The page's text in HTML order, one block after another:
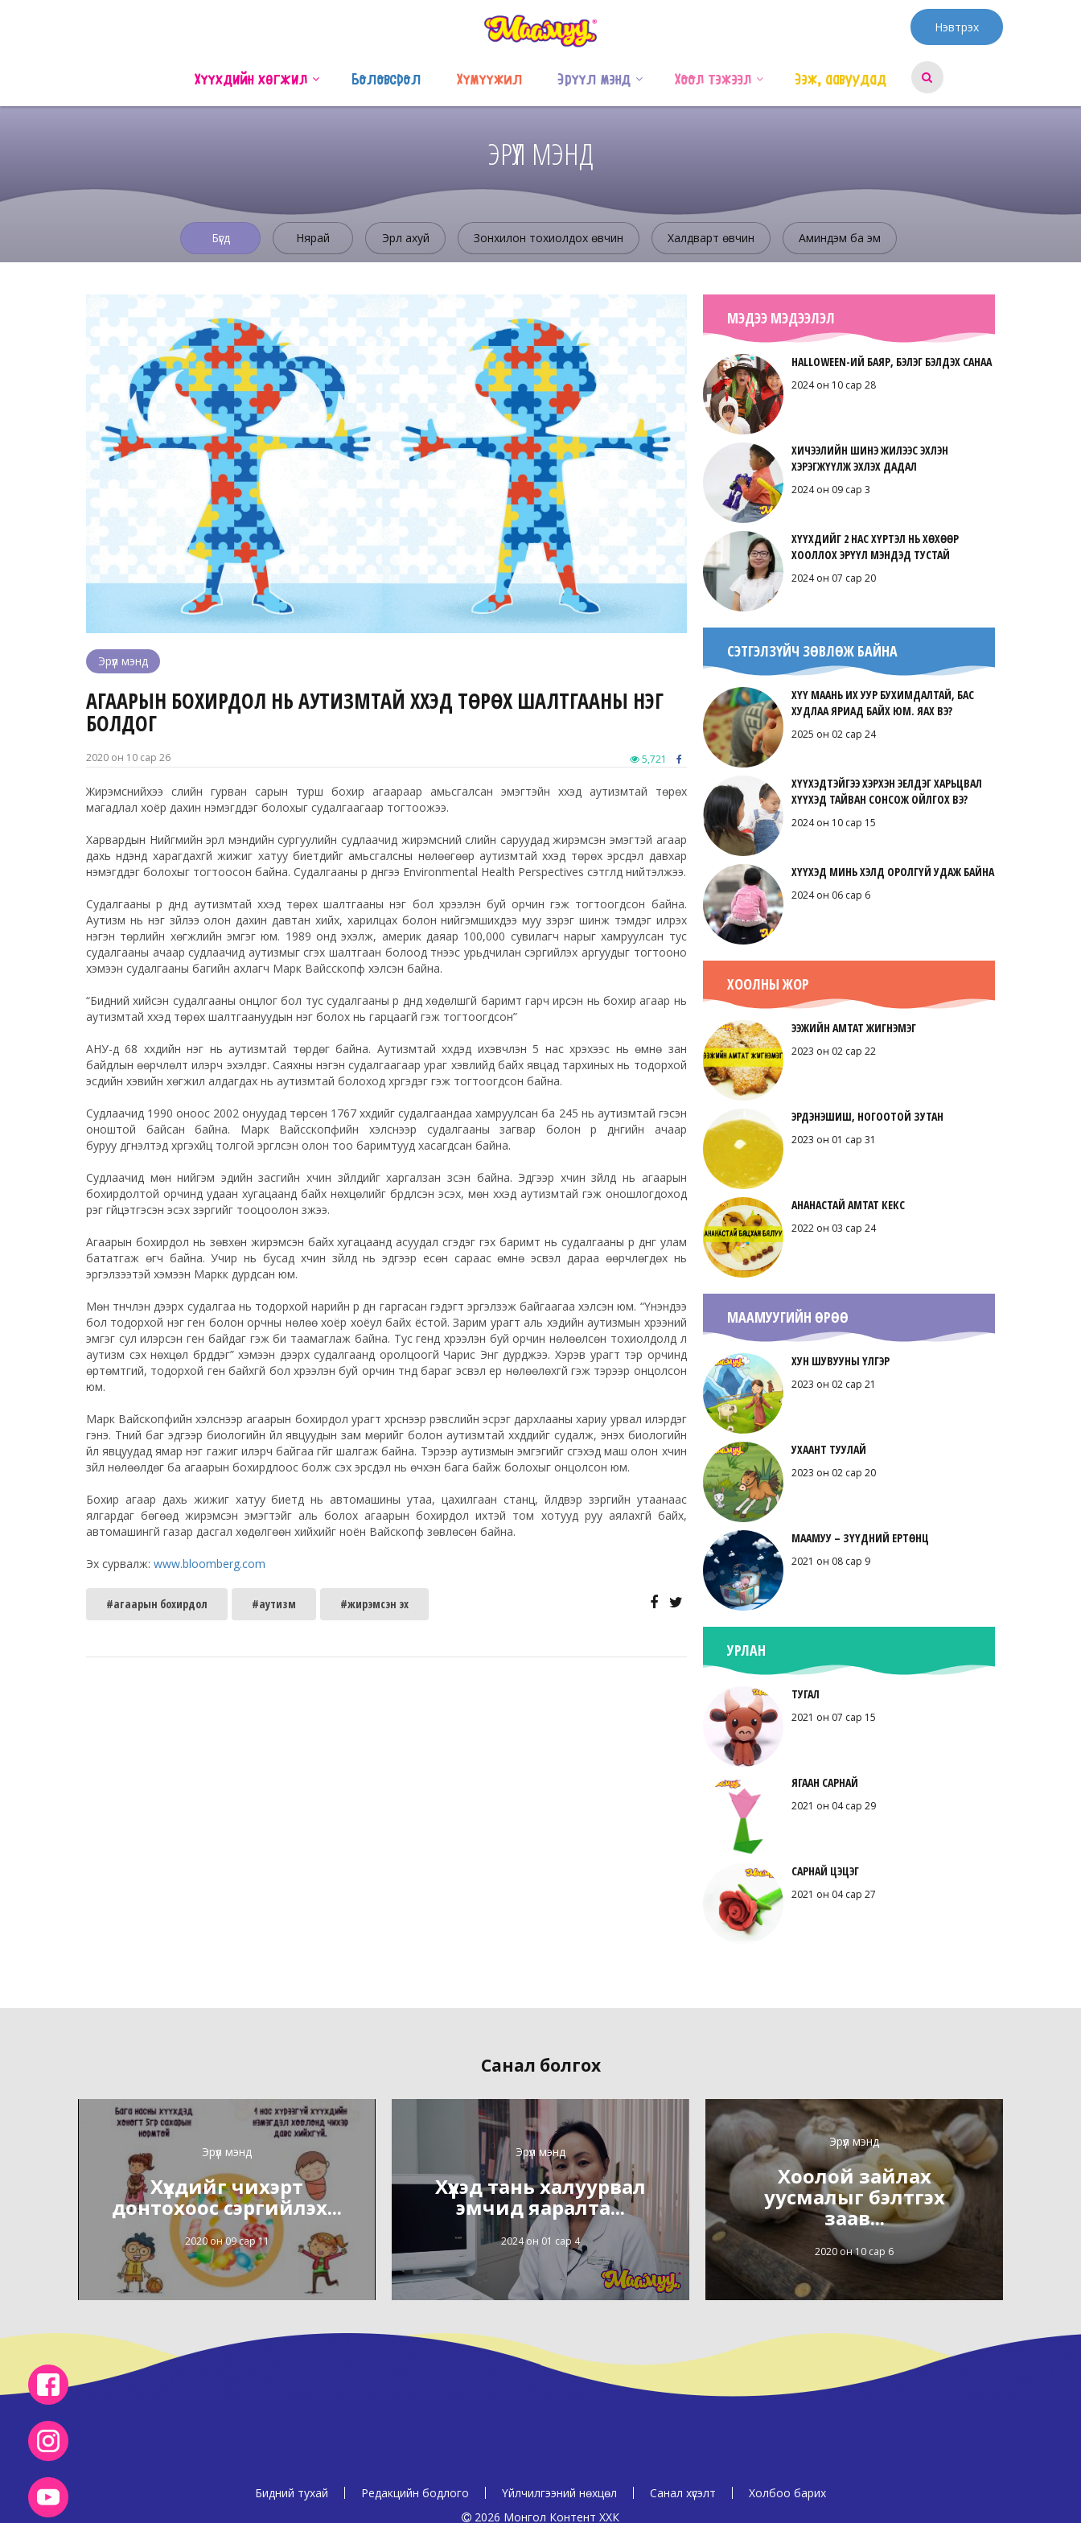
Нэвтрэх
Хүүхдийн хөгжил Боловсрол Хүмүүжил Эрүүл мэнд Хоол тэжээл Ээж, аавуудад
ЭРҮҮЛ МЭНД
Бүгд Нярай Эрүүл ахуй Зонхилон тохиолдох өвчин Халдварт өвчин Аминдэм ба эм
Эрүүл мэнд
АГААРЫН БОХИРДОЛ НЬ АУТИЗМТАЙ ХҮҮХЭД ТӨРӨХ ШАЛТГААНЫ НЭГ
БОЛДОГ
2020 он 10 сар 26 5,721
Жирэмснийхээ сүүлийн гурван сарын турш бохир агаараар амьсгалсан эмэгтэйн хүүхэд аутизмтай төрөх
магадлал хоёр дахин нэмэгддэг болохыг судалгаагаар тогтоожээ.
Харвардын Нийгмийн эрүүл мэндийн сургуулийн судлаачид жирэмсний сүүлийн саруудад жирэмсэн эмэгтэй агаар
дахь нүдэнд харагдахгүй жижиг хатуу биетүүдийг амьсгалсны нөлөөгөөр аутизмтай хүүхэд төрөх эрсдэл давхар
нэмэгддэг болохыг тогтоосон байна. Судалгааны үр дүнгээ Environmental Health Perspectives сэтгүүлд нийтэлжээ.
Судалгааны үр дүнд аутизмтай хүүхэд төрөх шалтгааны нэг бол хүрээлэн буй орчин гэж тогтоогдсон байна.
Аутизм нь нэг зүйлээ олон дахин давтан хийх, харилцах болон нийгэмшихдээ муу зэрэг шинж тэмдэг илрэх
нэгэн төрлийн хөгжлийн эмгэг юм. 1989 онд эхэлж, америк даяар 100,000 сувилагч нарыг хамруулсан тус
судалгааны ачаар судлаачид аутизмыг үүсгэх шалтгаан болоод түүнээс урьдчилан сэргийлэх аргуудыг тогтооно
хэмээн судалгааны багийн ахлагч Марк Вайсскопф хэлсэн байна.
“Бидний хийсэн судалгааны онцлог бол тус судалгааны үр дүнд хөдөлшгүй баримт гарч ирсэн нь бохир агаар нь
аутизмтай хүүхэд төрөх шалтгаануудын нэг болох нь гарцаагүй гэж тогтоогдсон”
АНУ-д 68 хүүхдийн нэг нь аутизмтай төрдөг байна. Аутизмтай хүүхдэд ихэвчлэн 5 нас хүрэхээс нь өмнө зан
байдлын өөрчлөлт илэрч эхэлдэг. Саяхны нэгэн судалгаагаар ураг хэвлийд байх явцад тархиных нь тодорхой
эсүүдийн хэвийн хөгжил алдагдах нь аутизмтай болоход хүргэдэг гэж тогтоогдсон байна.
Судлаачид 1990 оноос 2002 онуудад төрсөн 1767 хүүхдийг судалгаандаа хамруулсан ба 245 нь аутизмтай гэсэн
оноштой байсан байна. Марк Вайсскопфийн хэлснээр судалгааны загвар болон үр дүнгийн ачаар
буруу дүгнэлтэд хүргэхүйц толгой эргүүлсэн олон тоо баримтууд хасагдсан байна.
Судлаачид мөн нийгэм эдийн засгийн хүчин зүйлүүдийг харгалзан үзсэн байна. Эдгээр хүчин зүйлүүд нь агаарын
бохирдолтой орчинд удаан хугацаанд байх нөхцөлийг бүрдүүлсэн эсэх, мөн хүүхэд аутизмтай гэж оношлогдоход
үүрэг гүйцэтгэсэн эсэх зэргийг тооцоолон үзжээ.
Агаарын бохирдол нь зөвхөн жирэмсэн байх хугацаанд асуудал үүсгэдэг гэх баримт нь судалгааны үр дүнг улам
бататгаж өгч байна. Учир нь бусад хүчин зүйлүүд нь эдгээр есөн сараас өмнө эсвэл дараа өөрчлөгдөх нь
эргэлзээтэй хэмээн Маркк дурдсан юм.
Мөн түүнчлэн дээрх судалгаа нь тодорхой нарийн үр дүн гаргасан гэдэгт эргэлзэж байгаагаа хэлсэн юм. “Үнэндээ
бол тодорхой нэг ген болон орчны нөлөө хоёр хоёул байх ёстой. Зарим урагт аль хэдийн аутизмын хүрээний
эмгэг сул илэрсэн ген байдаг гэж би таамаглаж байна. Тус генд хүрээлэн буй орчин нөлөөлсөн тохиолдолд л
аутизм үүсэх нөхцөл бүрддэг” хэмээн дээрх судалгаанд оролцоогүйЧарис Энгдурджээ. Хэрэв урагт тэр орчинд
өртөмтгий, тодорхой ген байхгүй бол хүрээлэн буй орчин түүнд бараг эсвэл ер нөлөөлөхгүй гэж тэрээр онцолсон
юм.
Марк Вайскопфийн хэлснээр агаарын бохирдол урагт хүрснээр үрэвслийн эсрэг дархлааны хариу урвал илэрдэг
гэнэ. Түүний баг эдгээр биологийн үйл явцуудын зам мөрийг болон аутизмтай хүүхдүүдийг судалж, энэхүү биологийн
үйл явцуудад ямар нэг гажиг илэрч байгаа үгүйг шалгаж байна. Тэрээр аутизмын эмгэгийг үүсгэхэд маш олон хүчин
зүйл нөлөөлдөг ба агаарын бохирдлоос болж үүсэх эрсдэл нь өчүүхэн бага байж болохыг онцолсон юм.
Бохир агаар дахь жижиг хатуу биетүүд нь автомашины утаа, цахилгаан станц, үйлдвэр зэргийн утаанаас
ялгардаг бөгөөд жирэмсэн эмэгтэйг аль болох агаарын бохирдол ихтэй том хотууд рууаялахгүй байх,
автомашингүй газар дасгал хөдөлгөөн хийхийг ноён Вайскопф зөвлөсөн байна.
Эх сурвалж: www.bloomberg.com
#агаарын бохирдол #аутизм #жирэмсэн эх
МЭДЭЭ МЭДЭЭЛЭЛ
HALLOWEEN-ИЙ БАЯР, БЭЛЭГ БЭЛДЭХ САНАА
2024 он 10 сар 28
ХИЧЭЭЛИЙН ШИНЭ ЖИЛЭЭС ЭХЛЭН
ХЭРЭГЖҮҮЛЖ ЭХЛЭХ ДАДАЛ
2024 он 09 сар 3
ХҮҮХДИЙГ 2 НАС ХҮРТЭЛ НЬ ХӨХӨӨР
ХООЛЛОХ ЭРҮҮЛ МЭНДЭД ТУСТАЙ
2024 он 07 сар 20
СЭТГЭЛЗҮЙЧ ЗӨВЛӨЖ БАЙНА
ХҮҮ МААНЬ ИХ УУР БУХИМДАЛТАЙ, БАС
ХУДЛАА ЯРИАД БАЙХ ЮМ. ЯАХ ВЭ?
2025 он 02 сар 24
ХҮҮХЭДТЭЙГЭЭ ХЭРХЭН ЭЕЛДЭГ ХАРЬЦВАЛ
ХҮҮХЭД ТАЙВАН СОНСОЖ ОЙЛГОХ ВЭ?
2024 он 10 сар 15
ХҮҮХЭД МИНЬ ХЭЛД ОРОЛГҮЙ УДАЖ БАЙНА
2024 он 06 сар 6
ХООЛНЫ ЖОР
ЭЭЖИЙН АМТАТ ЖИГНЭМЭГ
2023 он 02 сар 22
ЭРДЭНЭШИШ, НОГООТОЙ ЗУТАН
2023 он 01 сар 31
АНАНАСТАЙ АМТАТ КЕКС
2022 он 03 сар 24
МААМУУГИЙН ӨРӨӨ
ХУН ШУВУУНЫ ҮЛГЭР
2023 он 02 сар 21
УХААНТ ТУУЛАЙ
2023 он 02 сар 20
МААМУУ – ЗҮҮДНИЙ ЕРТӨНЦ
2021 он 08 сар 9
УРЛАН
ТУГАЛ
2021 он 07 сар 15
ЯГААН САРНАЙ
2021 он 04 сар 29
САРНАЙ ЦЭЦЭГ
2021 он 04 сар 27
Санал болгох
Эрүүл мэнд
Хүүхдийг чихэрт
донтохоос сэргийлэх...
2020 он 09 сар 11
Эрүүл мэнд
Хүүхэд тань халуурвал
эмчид яаралта...
2024 он 01 сар 4
Эрүүл мэнд
Хоолой зайлах
уусмалыг бэлтгэх
заав...
2020 он 10 сар 6
Бидний тухай Редакцийн бодлого Үйлчилгээний нөхцөл Санал хүсэлт
Холбоо барих
2026 Монгол Контент ХХК